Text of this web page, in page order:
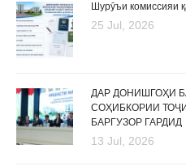
Шурӯъи комиссияи
25 Jul, 2026
ДАР ДОНИШГОҲИ
СОҲИБКОРИИ
БАРГУЗОР ГАРДИД
13 Jul, 2026